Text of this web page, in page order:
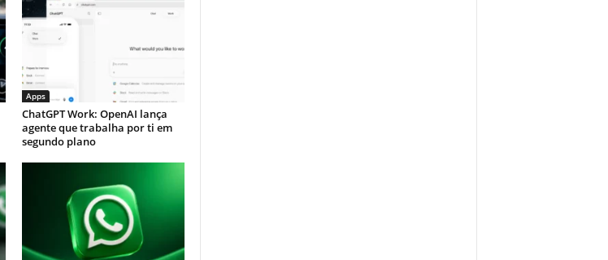
Apps
ChatGPT Work: OpenAI lança
agente que trabalha por ti em
segundo plano